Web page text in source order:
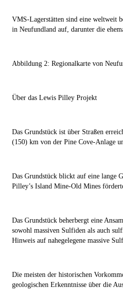
VMS-Lagerstätten sind eine weltweit
in Neufundland auf, darunter die
Abbildung 2: Regionalkarte von
Über das Lewis Pilley Projekt
Das Grundstück ist über Straßen
(150) km von der Pine Cove-Anlage
Das Grundstück blickt auf eine lange
Pilley’s Island Mine-Old Mines
Das Grundstück beherbergt eine
sowohl massiven Sulfiden als auch
Hinweis auf nahegelegene massive
Die meisten der historischen
geologischen Erkenntnisse über die